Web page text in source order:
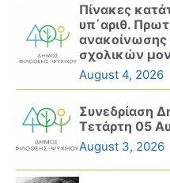
Πίνακες
υπ΄αριθ.
ανακοίνωσης
σχολικών
August 4, 2026
Συνεδρίαση
Τετάρτη 05
August 3, 2026